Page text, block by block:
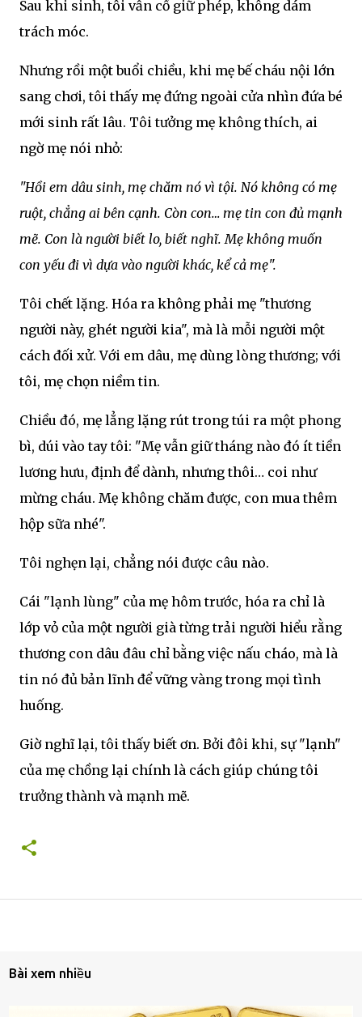
Sau khi sinh, tôi vẫn cố giữ phép, không dám
trách móc.
Nhưng rồi một buổi chiều, khi mẹ bế cháu nội lớn
sang chơi, tôi thấy mẹ đứng ngoài cửa nhìn đứa bé
mới sinh rất lâu. Tôi tưởng mẹ không thích, ai
ngờ mẹ nói nhỏ:
"Hồi em dâu sinh, mẹ chăm nó vì tội. Nó không có mẹ
ruột, chẳng ai bên cạnh. Còn con… mẹ tin con đủ mạnh
mẽ. Con là người biết lo, biết nghĩ. Mẹ không muốn
con yếu đi vì dựa vào người khác, kể cả mẹ".
Tôi chết lặng. Hóa ra không phải mẹ "thương
người này, ghét người kia", mà là mỗi người một
cách đối xử. Với em dâu, mẹ dùng lòng thương; với
tôi, mẹ chọn niềm tin.
Chiều đó, mẹ lẳng lặng rút trong túi ra một phong
bì, dúi vào tay tôi: "Mẹ vẫn giữ tháng nào đó ít tiền
lương hưu, định để dành, nhưng thôi… coi như
mừng cháu. Mẹ không chăm được, con mua thêm
hộp sữa nhé".
Tôi nghẹn lại, chẳng nói được câu nào.
Cái "lạnh lùng" của mẹ hôm trước, hóa ra chỉ là
lớp vỏ của một người già từng trải người hiểu rằng
thương con dâu đâu chỉ bằng việc nấu cháo, mà là
tin nó đủ bản lĩnh để vững vàng trong mọi tình
huống.
Giờ nghĩ lại, tôi thấy biết ơn. Bởi đôi khi, sự "lạnh"
của mẹ chồng lại chính là cách giúp chúng tôi
trưởng thành và mạnh mẽ.
Bài xem nhiều